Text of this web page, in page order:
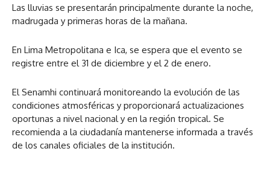
Las lluvias se presentarán principalmente durante la noche,
madrugada y primeras horas de la mañana.
En Lima Metropolitana e Ica, se espera que el evento se
registre entre el 31 de diciembre y el 2 de enero.
El Senamhi continuará monitoreando la evolución de las
condiciones atmosféricas y proporcionará actualizaciones
oportunas a nivel nacional y en la región tropical. Se
recomienda a la ciudadanía mantenerse informada a través
de los canales oficiales de la institución.